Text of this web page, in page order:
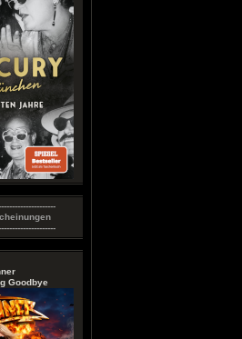
Goodbye